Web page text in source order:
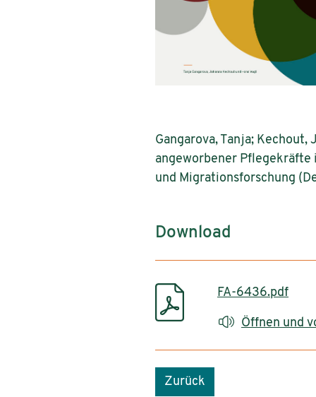
Gangarova, Tanja;
angeworbener Pflegekräfte
und Migrationsforschung
Download
FA-6436.pdf
Öffnen und
Zurück